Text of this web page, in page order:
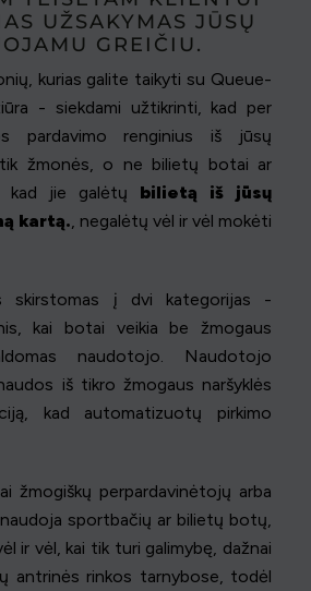
UŽSAKYMAS JŪSŲ
GREIČIU.
kurias galite taikyti su Queue-
- siekdami užtikrinti, kad per
pardavimo renginius iš jūsų
žmonės, o ne bilietų botai ar
kad jie galėtų bilietą iš jūsų
kartą. , negalėtų vėl ir vėl mokėti
skirstomas į dvi kategorijas -
kai botai veikia be žmogaus
naudotojo. Naudotojo
iš tikro žmogaus naršyklės
kad automatizuotų pirkimo
žmogiškų perpardavinėtojų arba
sportbačių ar bilietų botų,
ir vėl, kai tik turi galimybę, dažnai
antrinės rinkos tarnybose, todėl